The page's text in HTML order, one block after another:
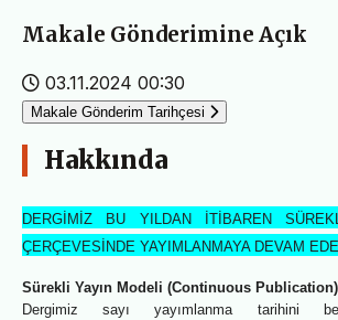
Makale Gönderimine Açık
03.11.2024 00:30
Makale Gönderim Tarihçesi
Hakkında
DERGİMİZ BU YILDAN İTİBAREN
ÇERÇEVESİNDE YAYIMLANMAYA DEVAM
Sürekli Yayın Modeli (Continuous Publication)
Dergimiz sayı yayımlanma tarihini